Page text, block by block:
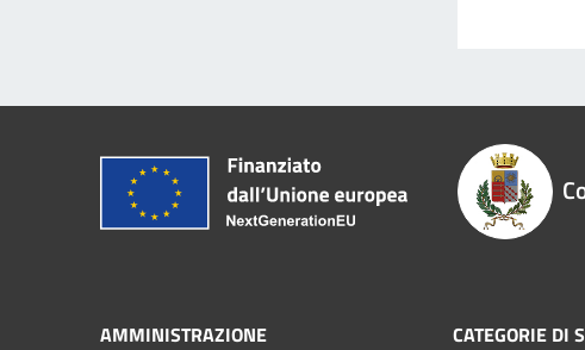
AMMINISTRAZIONE CATEGORIE DI